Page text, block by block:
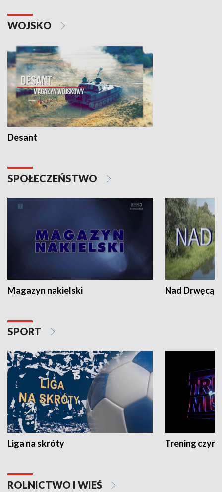
WOJSKO
Desant
SPOŁECZEŃSTWO
Magazyn nakielski Nad Drwęcą
SPORT
Liga na skróty Trening czyni
ROLNICTWO I WIEŚ